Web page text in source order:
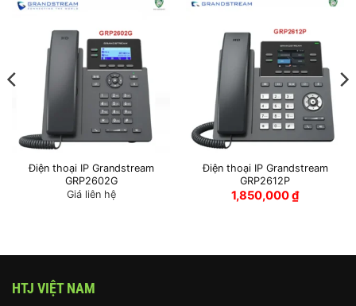
Điện thoại IP Grandstream
GRP2602G
Giá liên hệ
Điện thoại IP Grandstream
GRP2612P
1,850,000₫
HTJ VIỆT NAM